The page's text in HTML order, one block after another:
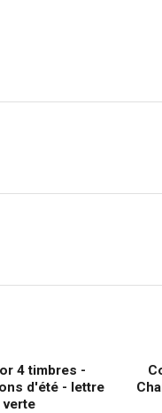
4 timbres -
d'été - lettre
verte